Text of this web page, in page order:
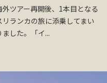
外ツアー再開後、1本目となる
リランカの旅に添乗してまい
ました。「イ...